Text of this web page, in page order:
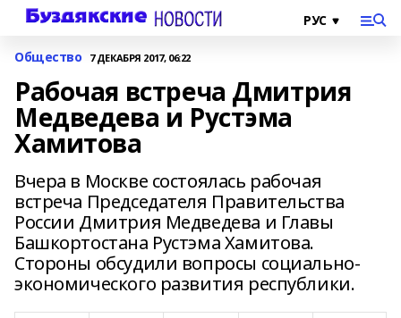
Общество 7 ДЕКАБРЯ 2017, 06:22
Рабочая встреча Дмитрия
Медведева и Рустэма
Хамитова
Вчера в Москве состоялась рабочая
встреча Председателя Правительства
России Дмитрия Медведева и Главы
Башкортостана Рустэма Хамитова.
Стороны обсудили вопросы социально-
экономического развития республики.